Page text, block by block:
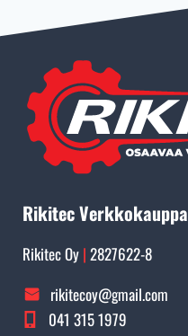
Rikitec Verkkokauppa
Rikitec Oy | 2827622-8
rikitecoy@gmail.com
041 315 1979